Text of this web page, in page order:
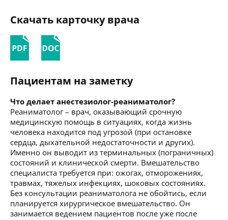
Скачать карточку врача
Пациентам на заметку
Что делает анестезиолог-реаниматолог?
Реаниматолог – врач, оказывающий срочную
медицинскую помощь в ситуациях, когда жизнь
человека находится под угрозой (при остановке
сердца, дыхательной недостаточности и других).
Именно он выводит из терминальных (пограничных)
состояний и клинической смерти. Вмешательство
специалиста требуется при: ожогах, отморожениях,
травмах, тяжелых инфекциях, шоковых состояниях.
Без консультации реаниматолога не обойтись, если
планируется хирургическое вмешательство. Он
занимается ведением пациентов после уже после